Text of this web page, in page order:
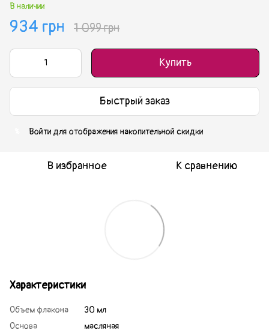
В наличии
934 грн 1 099 грн
Купить
Быстрый заказ
Войти для отображения накопительной скидки
В избранное К сравнению
Характеристики
Объем флакона
30 мл
Основа
масляная